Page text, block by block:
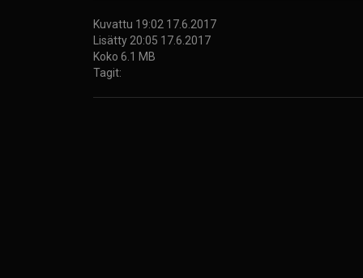
Kuvattu 19:02 17.6.2017
Lisätty 20:05 17.6.2017
Koko 6.1 MB
Tagit: